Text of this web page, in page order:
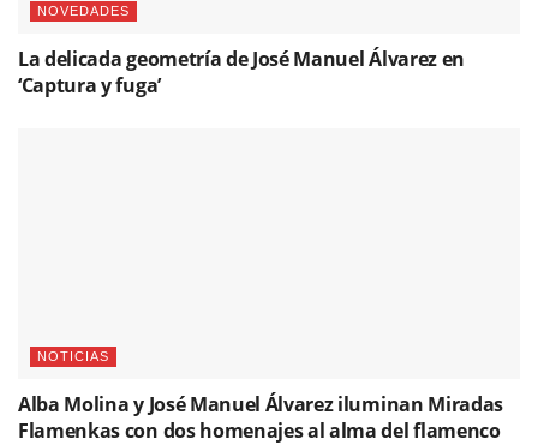
NOVEDADES
La delicada geometría de José Manuel Álvarez en
‘Captura y fuga’
NOTICIAS
Alba Molina y José Manuel Álvarez iluminan Miradas
Flamenkas con dos homenajes al alma del flamenco